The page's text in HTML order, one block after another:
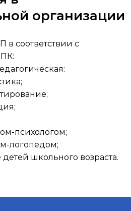
организации
соответствии с
психологом;
логопедом;
школьного возраста.